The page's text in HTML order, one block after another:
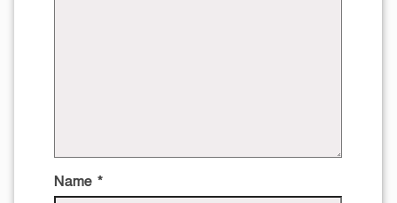
Name *